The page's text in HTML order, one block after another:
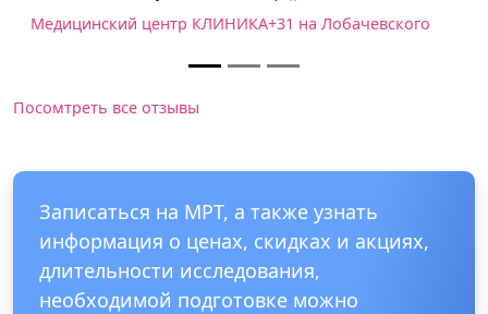
Посомтреть все отзывы
Записаться на МРТ, а также узнать
информация о ценах, скидках и акциях,
длительности исследования,
необходимой подготовке можно